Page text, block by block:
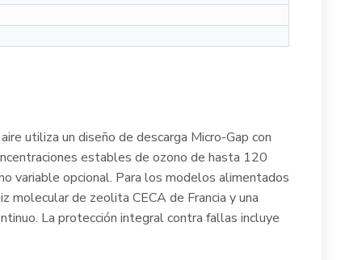
utiliza un diseño de descarga Micro-Gap con
estables de ozono de hasta 120
variable opcional. Para los modelos alimentados
molecular de zeolita CECA de Francia y una
La protección integral contra fallas incluye